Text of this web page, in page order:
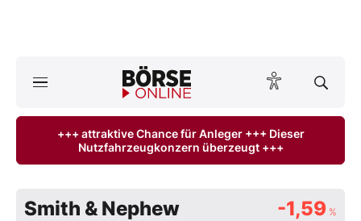
ktuelle Ausgabe BÖRSE ONLINE lesen
+++ attraktive Chance für Anleger +++ Dieser
Nutzfahrzeugkonzern überzeugt +++
Smith & Nephew -1,59 %